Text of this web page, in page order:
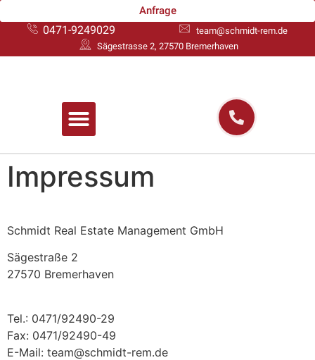
Anfrage
0471-9249029
team@schmidt-rem.de
Sägestrasse 2, 27570 Bremerhaven
Impressum
Schmidt Real Estate Management GmbH
Sägestraße 2
27570 Bremerhaven
Tel.: 0471/92490-29
Fax: 0471/92490-49
E-Mail: team@schmidt-rem.de